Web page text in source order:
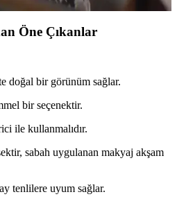
Öne Çıkanlar
doğal bir görünüm sağlar.
bir seçenektir.
ile kullanmalıdır.
sabah uygulanan makyaj akşam
tenlilere uyum sağlar.